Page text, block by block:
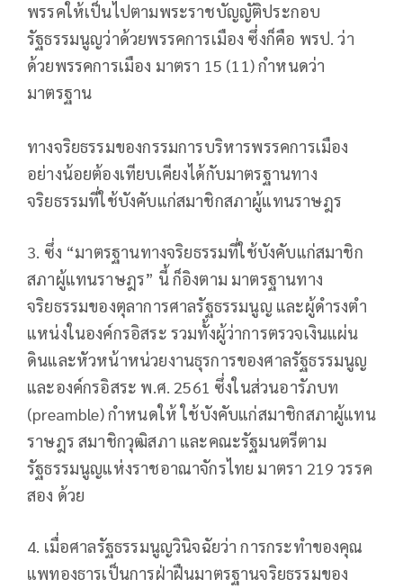
พรรคให้เป็นไปตามพระราชบัญญัติประกอบ
รัฐธรรมนูญว่าด้วยพรรคการเมือง ซึ่งก็คือ พรป. ว่า
ด้วยพรรคการเมือง มาตรา 15 (11) กำหนดว่า
มาตรฐาน
ทางจริยธรรมของกรรมการบริหารพรรคการเมือง
อย่างน้อยต้องเทียบเคียงได้กับมาตรฐานทาง
จริยธรรมที่ใช้บังคับแก่สมาชิกสภาผู้แทนราษฎร
3. ซึ่ง “มาตรฐานทางจริยธรรมที่ใช้บังคับแก่สมาชิก
สภาผู้แทนราษฎร” นี้ ก็อิงตาม มาตรฐานทาง
จริยธรรมของตุลาการศาลรัฐธรรมนูญ และผู้ดํารงตํา
แหน่งในองค์กรอิสระ รวมทั้งผู้ว่าการตรวจเงินแผ่น
ดินและหัวหน้าหน่วยงานธุรการของศาลรัฐธรรมนูญ
และองค์กรอิสระ พ.ศ. 2561 ซึ่งในส่วนอารัภบท
(preamble) กำหนดให้ ใช้บังคับแก่สมาชิกสภาผู้แทน
ราษฎร สมาชิกวุฒิสภา และคณะรัฐมนตรีตาม
รัฐธรรมนูญแห่งราชอาณาจักรไทย มาตรา 219 วรรค
สอง ด้วย
4. เมื่อศาลรัฐธรรมนูญวินิจฉัยว่า การกระทำของคุณ
แพทองธารเป็นการฝ่าฝืนมาตรฐานจริยธรรมของ